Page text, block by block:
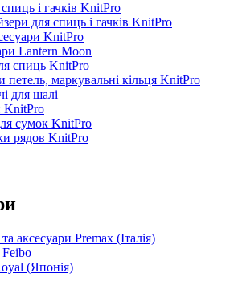
і гачків KnitPro
для спиць і гачків KnitPro
KnitPro
Lantern Moon
спиць KnitPro
петель, маркувальні кільця KnitPro
для шалі
KnitPro
сумок KnitPro
рядов KnitPro
аксесуари Premax (Італія)
(Японія)